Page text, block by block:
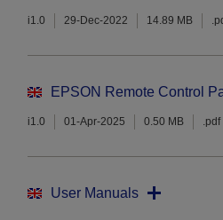
i1.0 29-Dec-2022 14.89 MB
EPSON Remote Control
i1.0 01-Apr-2025 0.50 MB .pdf
User Manuals